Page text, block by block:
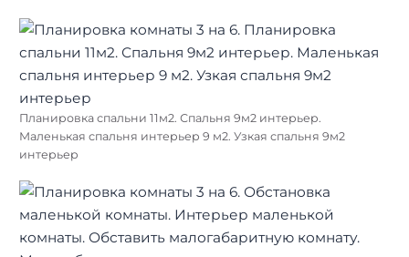
Планировка спальни 11м2. Спальня 9м2 интерьер.
Маленькая спальня интерьер 9 м2. Узкая спальня 9м2
интерьер